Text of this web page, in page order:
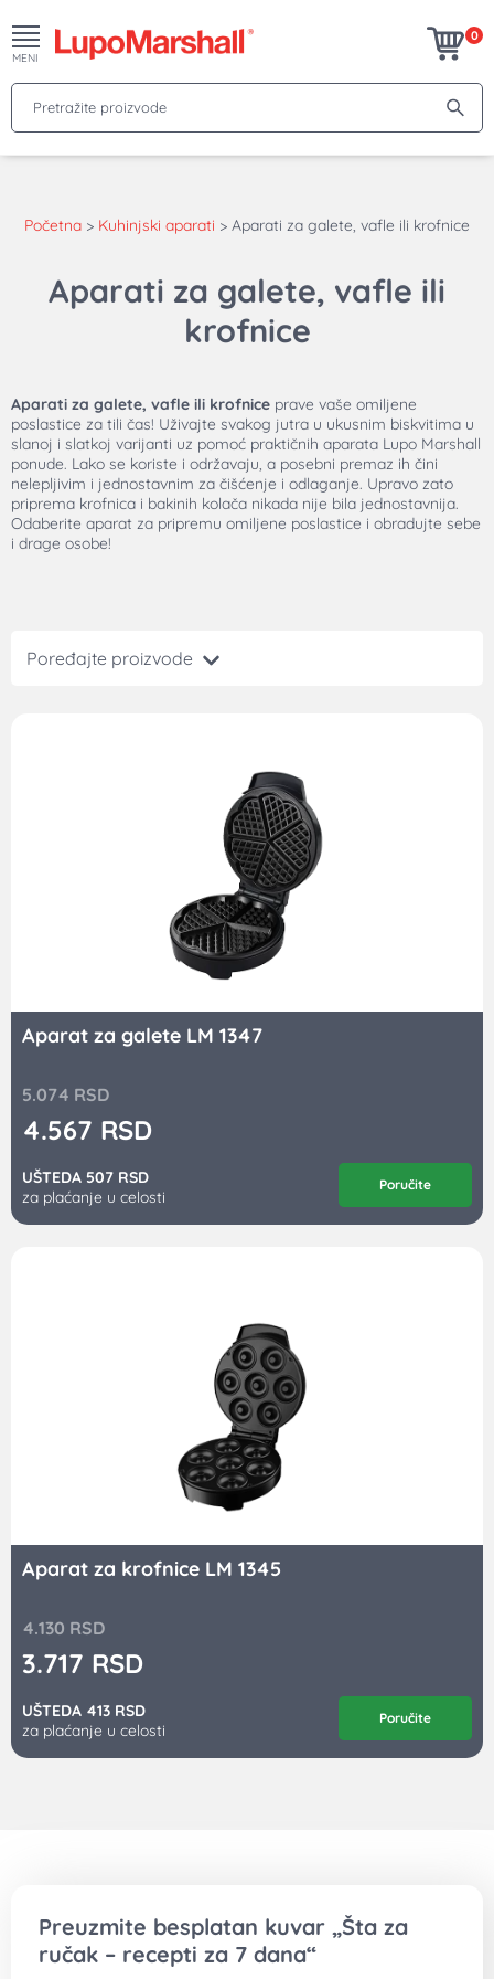
MENI
0
Pretražite proizvode
Početna > Kuhinjski aparati > Aparati za galete, vafle ili krofnice
Aparati za galete, vafle ili
krofnice
Aparati za galete, vafle ili krofnice prave vaše omiljene
poslastice za tili čas! Uživajte svakog jutra u ukusnim biskvitima u
slanoj i slatkoj varijanti uz pomoć praktičnih aparata Lupo Marshall
ponude. Lako se koriste i održavaju, a posebni premaz ih čini
nelepljivim i jednostavnim za čišćenje i odlaganje. Upravo zato
priprema krofnica i bakinih kolača nikada nije bila jednostavnija.
Odaberite aparat za pripremu omiljene poslastice i obradujte sebe
i drage osobe!
Poređajte proizvode
Aparat za galete LM 1347
5.074 RSD
4.567 RSD
UŠTEDA 507 RSD
za plaćanje u celosti
Poručite
Aparat za krofnice LM 1345
4.130 RSD
3.717 RSD
UŠTEDA 413 RSD
za plaćanje u celosti
Poručite
Preuzmite besplatan kuvar „Šta za
ručak – recepti za 7 dana“